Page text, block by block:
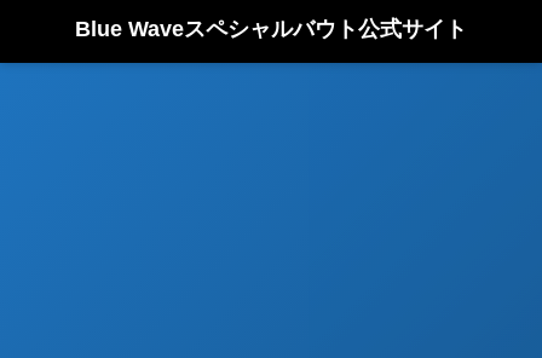
Blue Waveスペシャルバウト公式サイト